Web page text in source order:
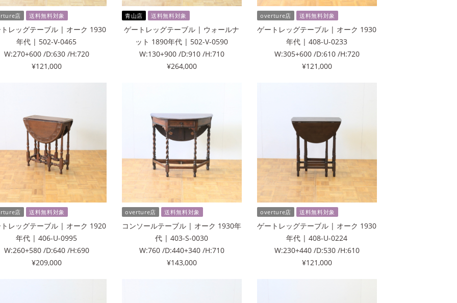
店 送料無料対象
レッグテーブル | オーク 1930
年代 | 502-V-0465
W:270+600 /D:630 /H:720
¥121,000
青山店 送料無料対象
ゲートレッグテーブル | ウォールナ
ット 1890年代 | 502-V-0590
W:130+900 /D:910 /H:710
¥264,000
overture店 送料無料対象
ゲートレッグテーブル | オーク 1930
年代 | 408-U-0233
W:305+600 /D:610 /H:720
¥121,000
店 送料無料対象
レッグテーブル | オーク 1920
年代 | 406-U-0995
W:260+580 /D:640 /H:690
¥209,000
overture店 送料無料対象
コンソールテーブル | オーク 1930年
代 | 403-S-0030
W:760 /D:440+340 /H:710
¥143,000
overture店 送料無料対象
ゲートレッグテーブル | オーク 1930
年代 | 408-U-0224
W:230+440 /D:530 /H:610
¥121,000